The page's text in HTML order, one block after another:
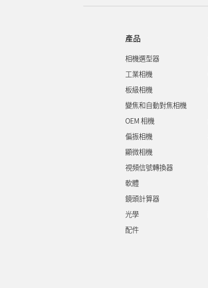
產品
相機選型器
工業相機
板級相機
變焦和自動對焦相機
OEM 相機
偏振相機
顯微相機
視頻信號轉換器
軟體
鏡頭計算器
光學
配件